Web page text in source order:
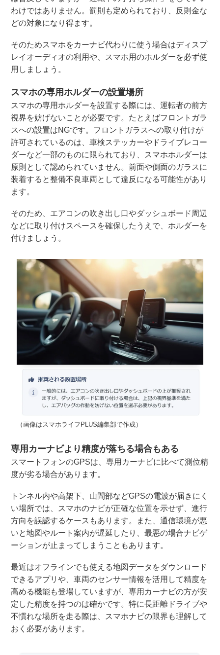
わけではありません。罰則も定められており、反則金な
どの対象になり得ます。
そのためスマホをカーナビ代わりに使う場合はディスプ
レイオーディオの利用や、スマホ用のホルダーを必ず使
用しましょう。
スマホの専用ホルダーの設置場所
スマホの専用ホルダーを設置する際には、運転者の前方
視界を妨げないことが必要です。たとえばフロントガラ
スへの設置はNGです。フロントガラスへの取り付けが
許可されているのは、車検ステッカーやドライブレコー
ダーなど一部のものに限られており、スマホホルダーは
原則として認められていません。前面や側面のガラスに
装着すると整備不良車両として違反になる可能性があり
ます。
そのため、エアコンの吹き出し口やダッシュボード周辺
などに取り付けスペースを確保したうえで、ホルダーを
付けましょう。
（画像はスマホライフPLUS編集部で作成）
専用カーナビより精度が落ちる場合もある
スマートフォンのGPSは、専用カーナビに比べて測位精
度が劣る場合があります。
トンネル内や高架下、山間部などGPSの電波が届きにく
い場所では、スマホのナビが正確な位置を示せず、進行
方向を誤認するケースもあります。また、通信環境が悪
いと地図やルート案内が遅延したり、最悪の場合ナビゲ
ーションが止まってしまうこともあります。
最近はオフラインでも使える地図データをダウンロード
できるアプリや、車両のセンサー情報を活用して精度を
高める機能も登場していますが、専用カーナビの方が安
定した精度を持つのは確かです。特に長距離ドライブや
不慣れな場所を走る際は、スマホナビの限界も理解して
おく必要があります。